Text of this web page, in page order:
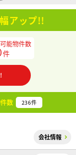
アップ!!
能物件数
件
数 236件
会社情報